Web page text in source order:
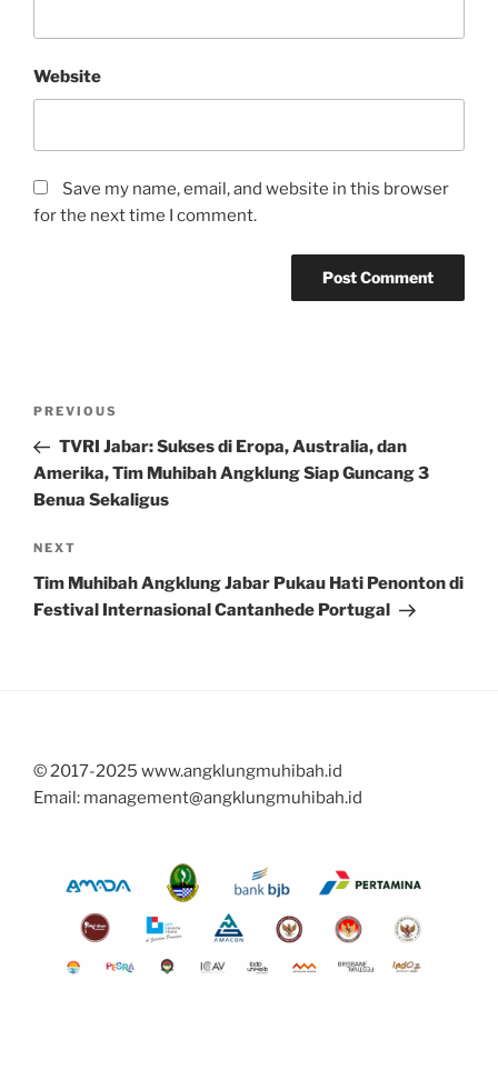
Website
Save my name, email, and website in this browser
for the next time I comment.
Previous
Post
PREVIOUS
TVRI Jabar: Sukses di Eropa, Australia, dan
Amerika, Tim Muhibah Angklung Siap Guncang 3
Benua Sekaligus
Next
Post
NEXT
Tim Muhibah Angklung Jabar Pukau Hati Penonton di
Festival Internasional Cantanhede Portugal
© 2017-2025 www.angklungmuhibah.id
Email: management@angklungmuhibah.id